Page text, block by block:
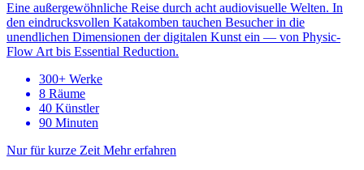
Eine außergewöhnliche Reise durch acht audiovisuelle Welten. In
den eindrucksvollen Katakomben tauchen Besucher in die
unendlichen Dimensionen der digitalen Kunst ein — von Physic-
Flow Art bis Essential Reduction.
300+ Werke
8 Räume
40 Künstler
90 Minuten
Nur für kurze Zeit Mehr erfahren